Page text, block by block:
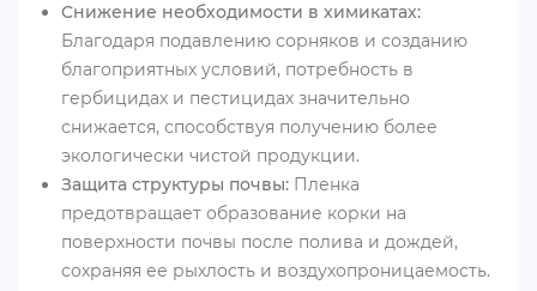
Снижение необходимости в химикатах:
Благодаря подавлению сорняков и созданию
благоприятных условий, потребность в
гербицидах и пестицидах значительно
снижается, способствуя получению более
экологически чистой продукции.
Защита структуры почвы: Пленка
предотвращает образование корки на
поверхности почвы после полива и дождей,
сохраняя ее рыхлость и воздухопроницаемость.